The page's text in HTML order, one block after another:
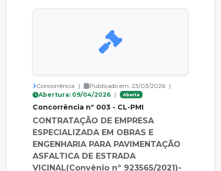
Concorrência | Publicado em: 23/03/2026 |
Abertura: 09/04/2026 | Aberta
Concorrência nº 003 - CL-PMI
CONTRATAÇÃO DE EMPRESA
ESPECIALIZADA EM OBRAS E
ENGENHARIA PARA PAVIMENTAÇÃO
ASFALTICA DE ESTRADA
VICINAL(Convênio nº 923565/2021)-